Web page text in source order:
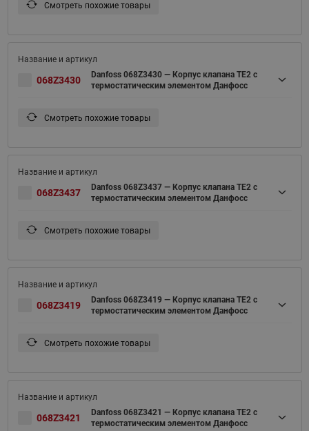
Смотреть похожие товары
068Z3430
Danfoss 068Z3430 — Корпус клапана TE2 с
термостатическим элементом Данфосс
Смотреть похожие товары
068Z3437
Danfoss 068Z3437 — Корпус клапана TE2 с
термостатическим элементом Данфосс
Смотреть похожие товары
068Z3419
Danfoss 068Z3419 — Корпус клапана TE2 с
термостатическим элементом Данфосс
Смотреть похожие товары
068Z3421
Danfoss 068Z3421 — Корпус клапана TE2 с
термостатическим элементом Данфосс